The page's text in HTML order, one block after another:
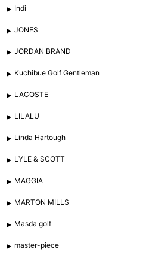
Indi
JONES
JORDAN BRAND
Kuchibue Golf Gentleman
LACOSTE
LILALU
Linda Hartough
LYLE & SCOTT
MAGGIA
MARTON MILLS
Masda golf
master-piece